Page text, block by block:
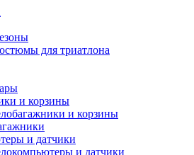
для триатлона
и корзины
и корзины
и датчики
и датчики